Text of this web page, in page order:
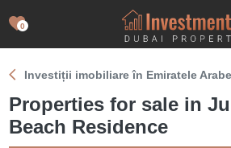
0
Investiții imobiliare în Emiratele
Properties for sale in
Beach Residence